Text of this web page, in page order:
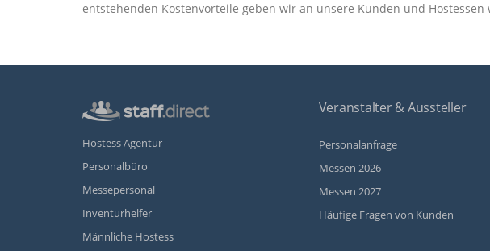
entstehenden Kostenvorteile geben wir an unsere Kunden und Hostessen
Hostess Agentur
Personalbüro
Messepersonal
Inventurhelfer
Männliche Hostess
Veranstalter & Aussteller
Personalanfrage
Messen 2026
Messen 2027
Häufige Fragen von Kunden